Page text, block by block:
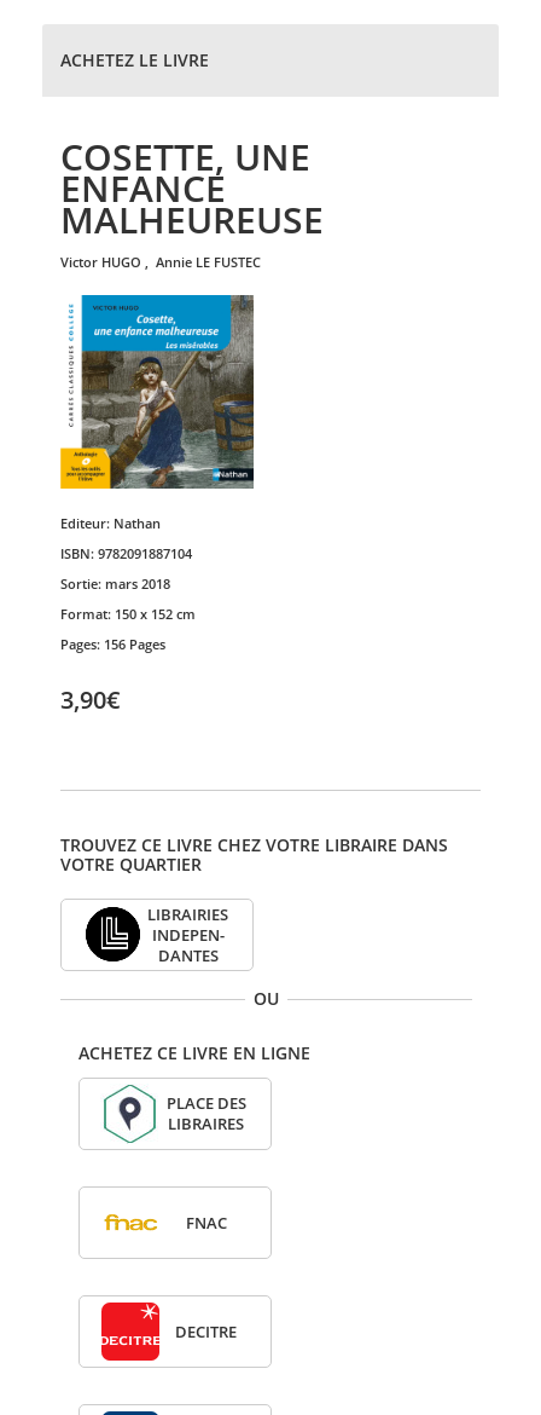
ACHETEZ LE LIVRE
COSETTE, UNE
ENFANCE
MALHEUREUSE
victor HUGO , annie LE FUSTEC
Editeur: Nathan
ISBN: 9782091887104
Sortie: mars 2018
Format: 150 x 152 cm
Pages: 156 Pages
3,90€
TROUVEZ CE LIVRE CHEZ VOTRE LIBRAIRE DANS
VOTRE QUARTIER
LIBRAI­RIES
INDE­PEN­
DANTES
OU
ACHETEZ CE LIVRE EN LIGNE
PLACE DES
LIBRAIRES
FNAC
DECITRE